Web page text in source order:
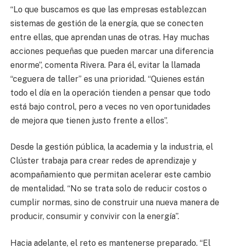
“Lo que buscamos es que las empresas establezcan
sistemas de gestión de la energía, que se conecten
entre ellas, que aprendan unas de otras. Hay muchas
acciones pequeñas que pueden marcar una diferencia
enorme”, comenta Rivera. Para él, evitar la llamada
“ceguera de taller” es una prioridad. “Quienes están
todo el día en la operación tienden a pensar que todo
está bajo control, pero a veces no ven oportunidades
de mejora que tienen justo frente a ellos”.
Desde la gestión pública, la academia y la industria, el
Clúster trabaja para crear redes de aprendizaje y
acompañamiento que permitan acelerar este cambio
de mentalidad. “No se trata solo de reducir costos o
cumplir normas, sino de construir una nueva manera de
producir, consumir y convivir con la energía”.
Hacia adelante, el reto es mantenerse preparado. “El